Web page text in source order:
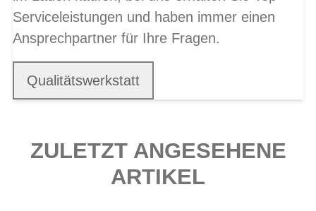
Serviceleistungen und haben immer einen
Ansprechpartner für Ihre Fragen.
Qualitätswerkstatt
ZULETZT ANGESEHENE
ARTIKEL